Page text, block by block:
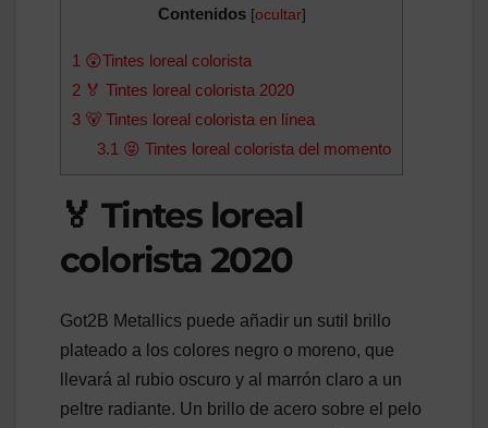
Contenidos [ocultar]
1 😲Tintes loreal colorista
2 🏅 Tintes loreal colorista 2020
3 🐻 Tintes loreal colorista en línea
3.1 😝 Tintes loreal colorista del momento
🏅 Tintes loreal
colorista 2020
Got2B Metallics puede añadir un sutil brillo
plateado a los colores negro o moreno, que
llevará al rubio oscuro y al marrón claro a un
peltre radiante. Un brillo de acero sobre el pelo